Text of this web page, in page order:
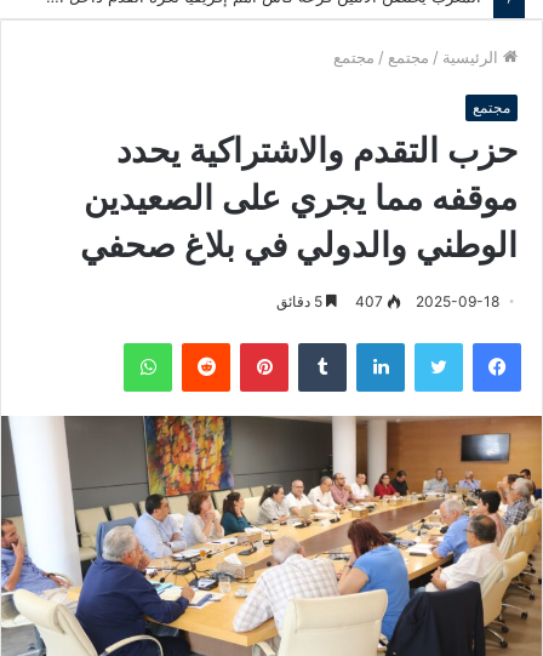
الرئيسية / مجتمع / مجتمع
مجتمع
حزب التقدم والاشتراكية يحدد
موقفه مما يجري على الصعيدين
الوطني والدولي في بلاغ صحفي
2025-09-18
407
فيسبوك لينكدإن بينتيريست